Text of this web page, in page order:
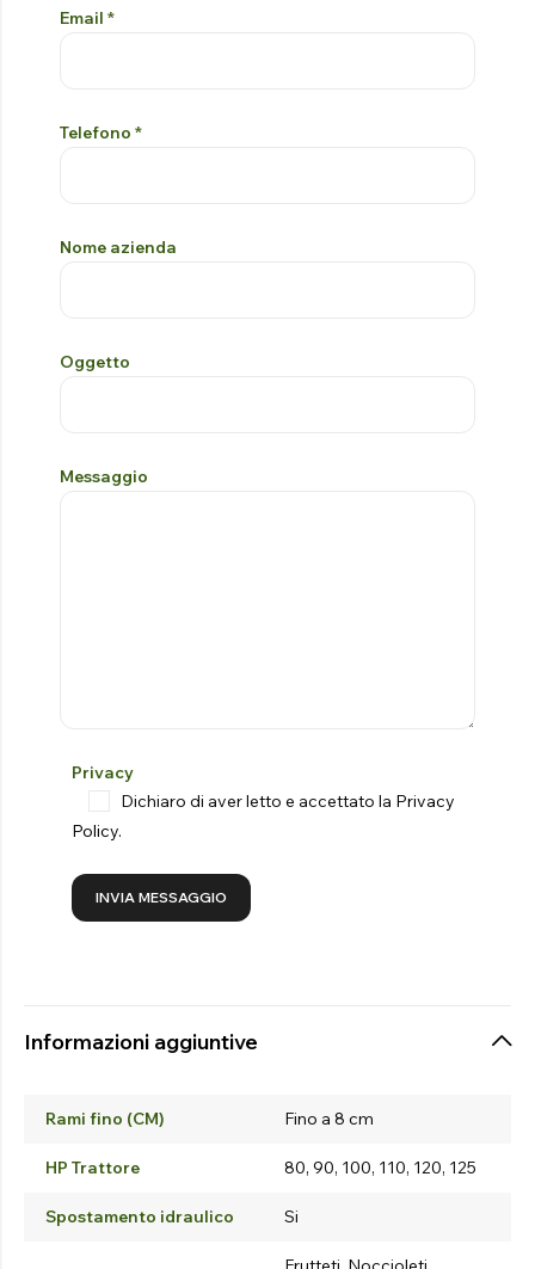
Email *
Telefono *
Nome azienda
Oggetto
Messaggio
Privacy
Dichiaro di aver letto e accettato la Privacy
Policy.
Informazioni aggiuntive
Rami fino (CM) Fino a 8 cm
HP Trattore 80, 90, 100, 110, 120, 125
Spostamento idraulico Si